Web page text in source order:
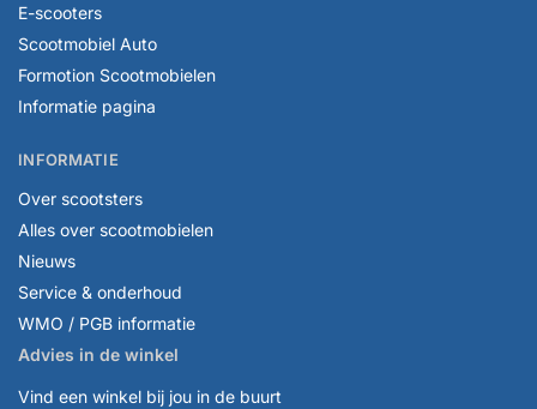
E-scooters
Scootmobiel Auto
Formotion Scootmobielen
Informatie pagina
INFORMATIE
Over scootsters
Alles over scootmobielen
Nieuws
Service & onderhoud
WMO / PGB informatie
Advies in de winkel
Vind een winkel bij jou in de buurt